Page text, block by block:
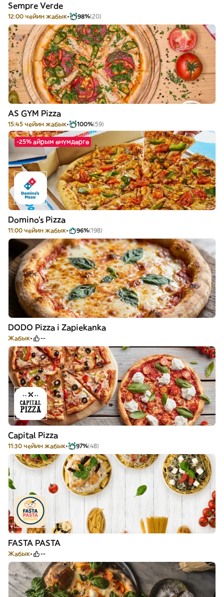
Sempre Verde
12:00 чейин жабык 98%(20)
AS GYM Pizza
15:45 чейин жабык 100%(59)
-25% айрым өнүмдөргө
Domino's Pizza
11:00 чейин жабык 96%(198)
DODO Pizza i Zapiekanka
Жабык --
Capital Pizza
11:30 чейин жабык 97%(48)
FASTA PASTA
Жабык --